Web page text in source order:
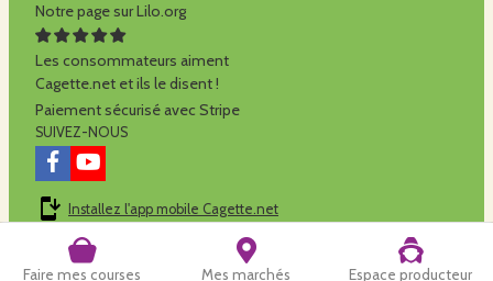
Faire mes courses Mes marchés Espace producteur
Notre page sur Lilo.org
Les consommateurs aiment
Cagette.net et ils le disent !
Paiement sécurisé avec Stripe
SUIVEZ-NOUS
Installez l'app mobile Cagette.net
Cagette.net est réalisé par la SCOP Alilo